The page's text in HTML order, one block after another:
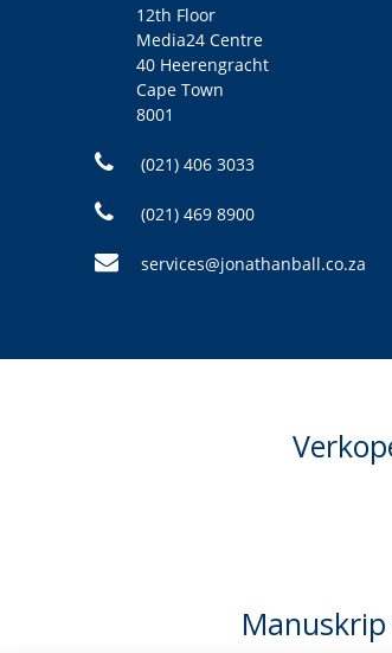
12th Floor
Media24 Centre
40 Heerengracht
Cape Town
8001
(021) 406 3033
(021) 469 8900
services@jonathanball.co.za